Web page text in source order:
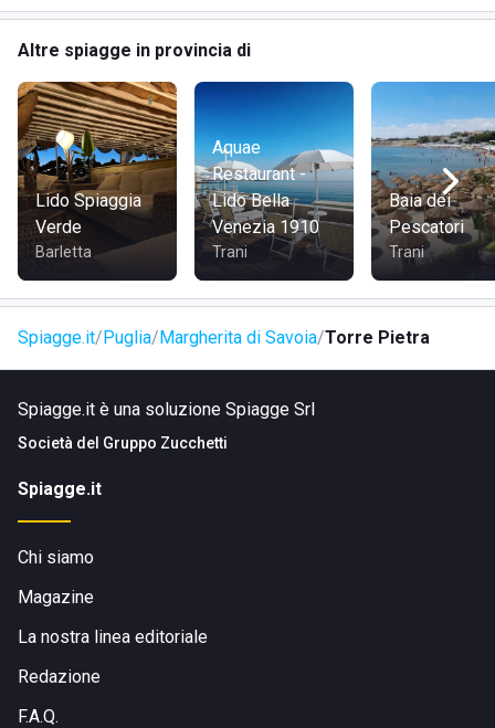
Altre spiagge in provincia di
Lido Spiaggia
Verde
Barletta
Aquae
Restaurant -
Lido Bella
Venezia 1910
Trani
Baia dei
Pescatori
Trani
Spiagge.it Puglia Margherita di Savoia Torre Pietra
Spiagge.it è una soluzione Spiagge Srl
Società del Gruppo Zucchetti
Spiagge.it
Chi siamo
Magazine
La nostra linea editoriale
Redazione
F.A.Q.